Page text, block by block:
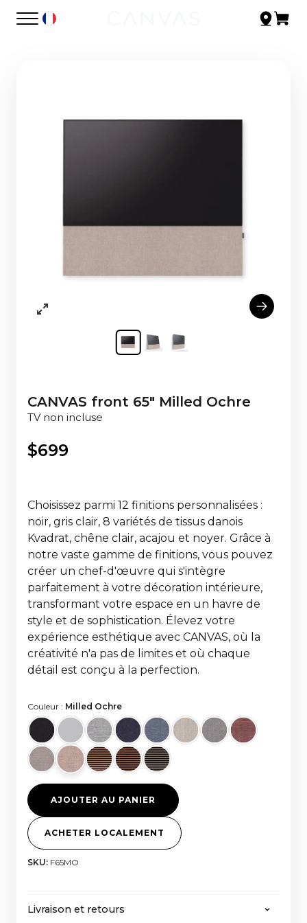
CANVAS front 65" Milled Ochre
TV non incluse
$699
Choisissez parmi 12 finitions personnalisées :
noir, gris clair, 8 variétés de tissus danois
Kvadrat, chêne clair, acajou et noyer. Grâce à
notre vaste gamme de finitions, vous pouvez
créer un chef-d'œuvre qui s'intègre
parfaitement à votre décoration intérieure,
transformant votre espace en un havre de
style et de sophistication. Élevez votre
expérience esthétique avec CANVAS, où la
créativité n'a pas de limites et où chaque
détail est conçu à la perfection.
Couleur : Milled Ochre
AJOUTER AU PANIER
ACHETER LOCALEMENT
SKU: F65MO
Livraison et retours